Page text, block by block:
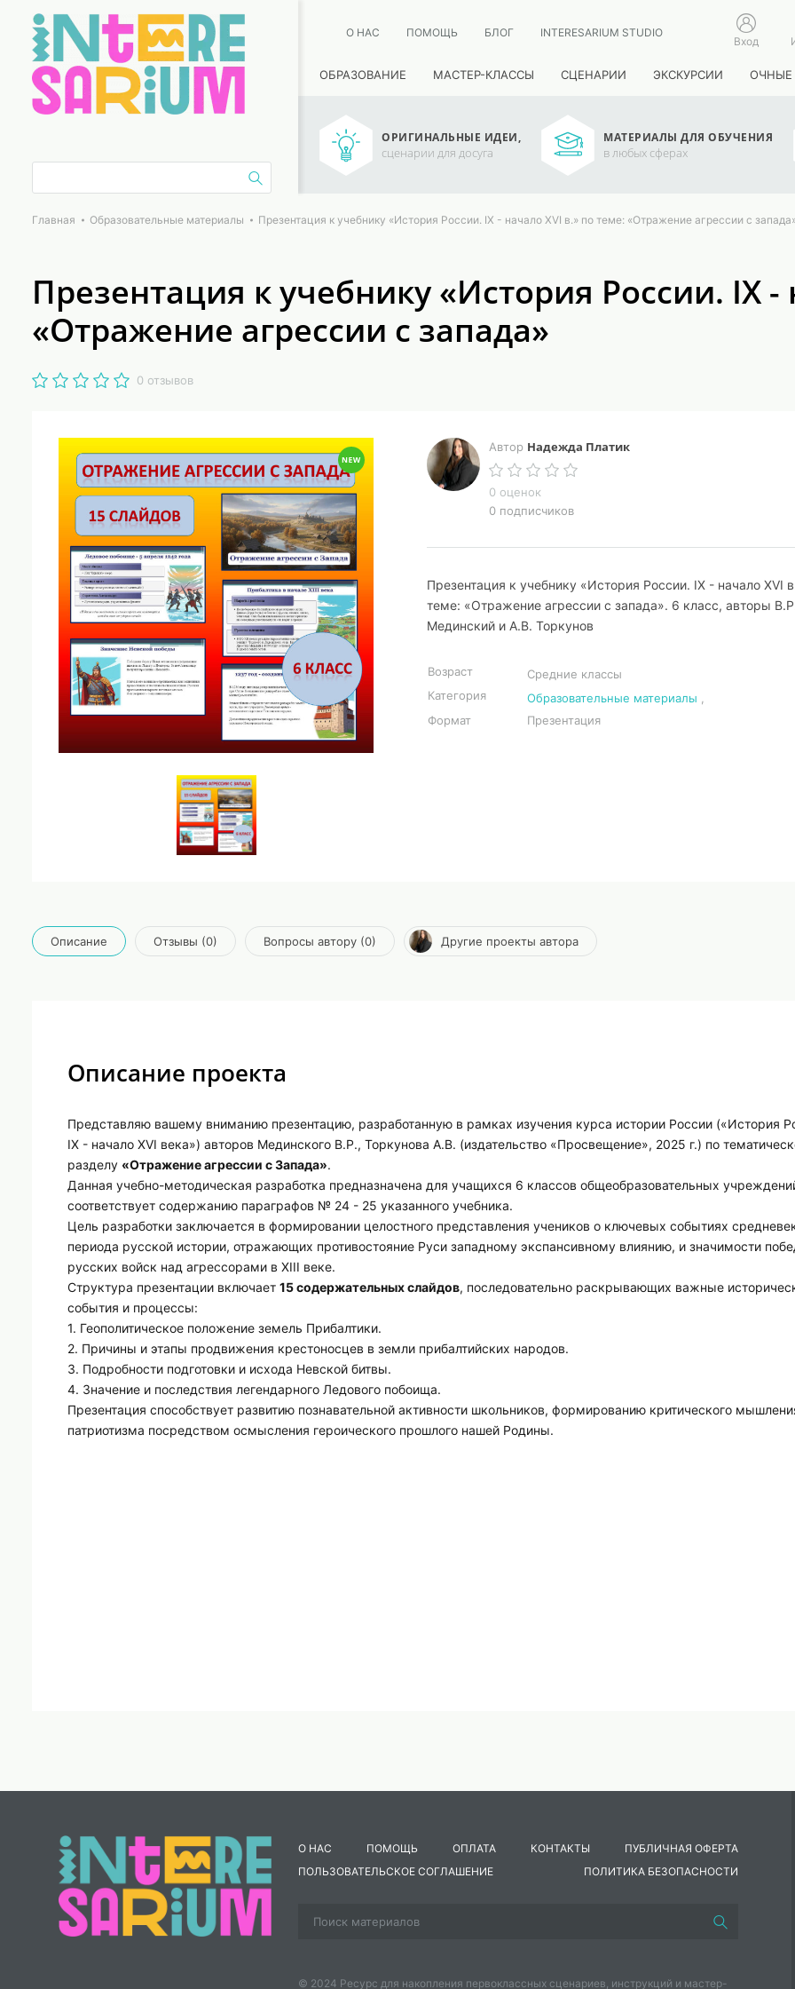
О НАС ПОМОЩЬ БЛОГ INTERESARIUM STUDIO
Вход
ОБРАЗОВАНИЕ МАСТЕР-КЛАССЫ СЦЕНАРИИ ЭКСКУРСИИ ОЧНЫЕ
ОРИГИНАЛЬНЫЕ ИДЕИ,
сценарии для досуга
МАТЕРИАЛЫ ДЛЯ ОБУЧЕНИЯ
в любых сферах
Главная Образовательные материалы Презентация к учебнику «История России. IX - начало XVI в.» по теме: «Отражение агрессии с
Презентация к учебнику «История России. IX -
«Отражение агрессии с запада»
0 отзывов
Автор Надежда Платик
0 оценок
0 подписчиков
Презентация к учебнику «История России. IX - начало XVI
теме: «Отражение агрессии с запада». 6 класс, авторы
Мединский и А.В. Торкунов
Возраст
Средние классы
Категория
Образовательные материалы
Формат
Презентация
Описание Отзывы (0) Вопросы автору (0) Другие проекты автора
Описание проекта
Представляю вашему вниманию презентацию, разработанную в рамках изучения курса истории России («История
IX - начало XVI века») авторов Мединского В.Р., Торкунова А.В. (издательство «Просвещение», 2025 г.) по
разделу «Отражение агрессии с Запада».
Данная учебно-методическая разработка предназначена для учащихся 6 классов общеобразовательных
соответствует содержанию параграфов № 24 - 25 указанного учебника.
Цель разработки заключается в формировании целостного представления учеников о ключевых событиях
периода русской истории, отражающих противостояние Руси западному экспансивному влиянию, и значимости
русских войск над агрессорами в XIII веке.
Структура презентации включает 15 содержательных слайдов, последовательно раскрывающих важные
события и процессы:
1. Геополитическое положение земель Прибалтики.
2. Причины и этапы продвижения крестоносцев в земли прибалтийских народов.
3. Подробности подготовки и исхода Невской битвы.
4. Значение и последствия легендарного Ледового побоища.
Презентация способствует развитию познавательной активности школьников, формированию критического
патриотизма посредством осмысления героического прошлого нашей Родины.
О НАС ПОМОЩЬ ОПЛАТА КОНТАКТЫ
ПУБЛИЧНАЯ ОФЕРТА
ПОЛЬЗОВАТЕЛЬСКОЕ СОГЛАШЕНИЕ
ПОЛИТИКА БЕЗОПАСНОСТИ
© 2024 Ресурс для накопления первоклассных сценариев, инструкций и мастер-